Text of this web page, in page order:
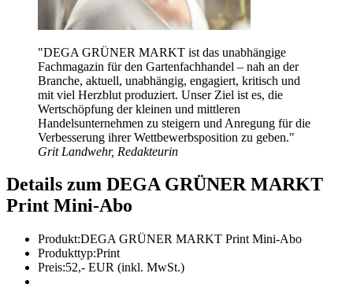
"DEGA GRÜNER MARKT ist das unabhängige
Fachmagazin für den Gartenfachhandel – nah an der
Branche, aktuell, unabhängig, engagiert, kritisch und
mit viel Herzblut produziert. Unser Ziel ist es, die
Wertschöpfung der kleinen und mittleren
Handelsunternehmen zu steigern und Anregung für die
Verbesserung ihrer Wettbewerbsposition zu geben."
Grit Landwehr, Redakteurin
Details zum DEGA GRÜNER MARKT
Print Mini-Abo
Produkt:DEGA GRÜNER MARKT Print Mini-Abo
Produkttyp:Print
Preis:52,- EUR (inkl. MwSt.)